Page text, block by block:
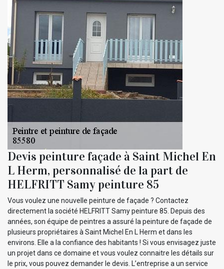
Devis peinture façade à Saint Michel En
L Herm, personnalisé de la part de
HELFRITT Samy peinture 85
Vous voulez une nouvelle peinture de façade ? Contactez
directement la société HELFRITT Samy peinture 85. Depuis des
années, son équipe de peintres a assuré la peinture de façade de
plusieurs propriétaires à Saint Michel En L Herm et dans les
environs. Elle a la confiance des habitants ! Si vous envisagez juste
un projet dans ce domaine et vous voulez connaitre les détails sur
le prix, vous pouvez demander le devis. L’entreprise a un service